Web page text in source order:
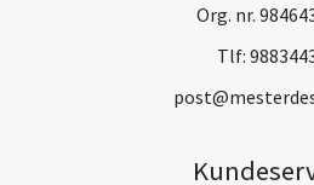
Org. nr.
Tlf: